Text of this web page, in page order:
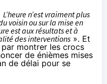
L’heure n’est vraiment plus
voisin ou sur la mise en
est aux résultats et à
des interventions ». Et
montrer les crocs
de énièmes mises
de délai pour se